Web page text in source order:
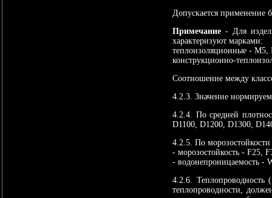
Допускается применение
Примечание - Для
характеризуют марками:
теплоизоляционные -
конструкционно-
Соотношение между
4.2.3. Значение
4.2.4. По средней
D1100, D1200, D1300,
4.2.5. По
- морозостойкость - F25,
- водонепроницаемость -
4.2.6. Теплопроводность
теплопроводности,